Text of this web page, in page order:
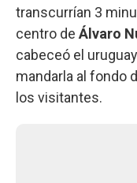
transcurrían 3
centro de Álvaro
cabeceó el
mandarla al fondo
los visitantes.